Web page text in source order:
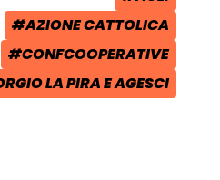
TAG:
TAG:
#AZIONE CATTOLICA
TAG:
#CONFCOOPERATIVE
LA PIRA E AGESCI